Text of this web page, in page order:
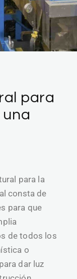
para
para la
consta de
para que
de todos los
o
dar luz